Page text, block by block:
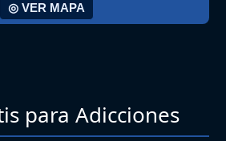
◎ VER MAPA
para Adicciones